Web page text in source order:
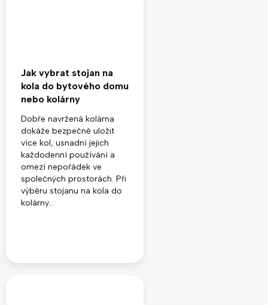
Jak vybrat stojan na
kola do bytového domu
nebo kolárny
Dobře navržená kolárna
dokáže bezpečně uložit
více kol, usnadní jejich
každodenní používání a
omezí nepořádek ve
společných prostorách. Při
výběru stojanu na kola do
kolárny...